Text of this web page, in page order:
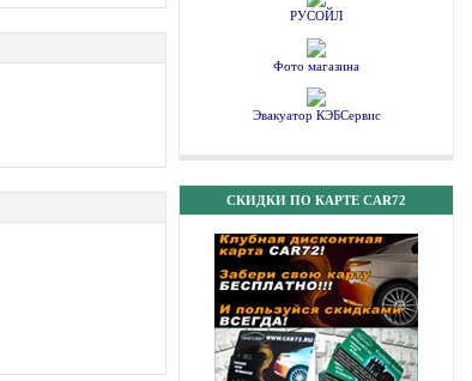
РУСОЙЛ
Фото магазина
Эвакуатор КЭБСервис
СКИДКИ ПО КАРТЕ CAR72